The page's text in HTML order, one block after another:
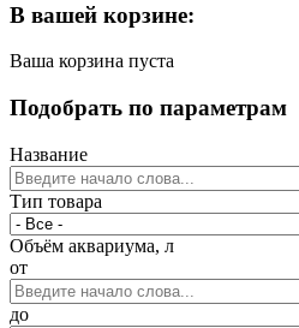
В вашей корзине:
Ваша корзина пуста
Подобрать по параметрам
Название
Тип товара
Объём аквариума, л
от
до